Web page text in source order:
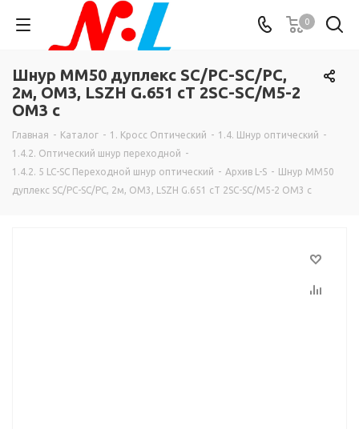
0
Шнур MM50 дуплекс SC/PC-SC/PC,
2м, OM3, LSZH G.651 cT 2SC-SC/M5-2
OM3 c
Главная - Каталог - 1. Кросс Оптический - 1.4. Шнур оптический -
1.4.2. Оптический шнур переходной -
1.4.2. 5 LC-SC Переходной шнур оптический - Архив L-S - Шнур MM50
дуплекс SC/PC-SC/PC, 2м, OM3, LSZH G.651 cT 2SC-SC/M5-2 OM3 c